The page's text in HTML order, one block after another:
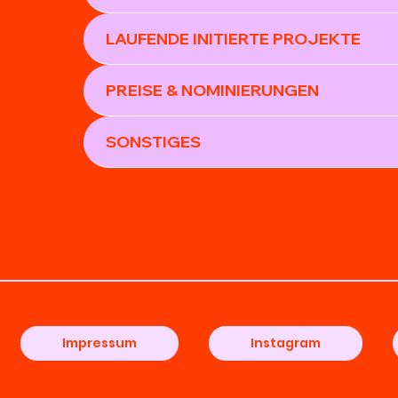
LAUFENDE INITIERTE PROJEKTE
PREISE & NOMINIERUNGEN
SONSTIGES
Impressum Instagram